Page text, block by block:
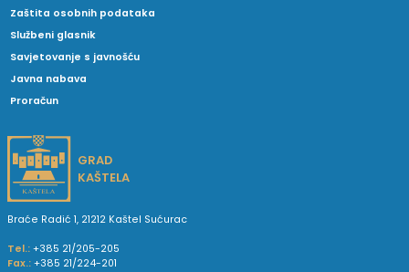
Zaštita osobnih podataka
Službeni glasnik
Savjetovanje s javnošću
Javna nabava
Proračun
GRAD
KAŠTELA
Braće Radić 1, 21212 Kaštel Sućurac
Tel.: +385 21/205-205
Fax.: +385 21/224-201